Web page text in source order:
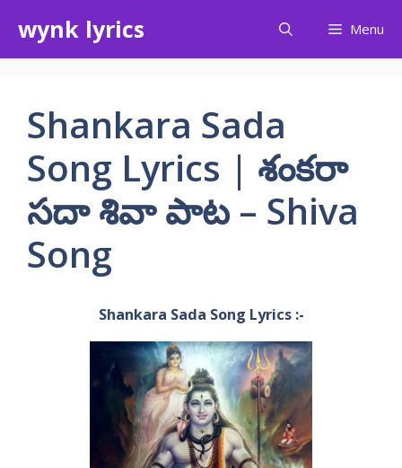
content
wynk lyrics Menu
Shankara Sada
Song Lyrics | శంకరా
సదా శివా పాట – Shiva
Song
Shankara Sada Song Lyrics :-